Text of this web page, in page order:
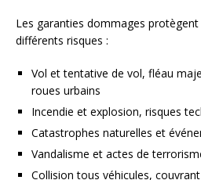
Les garanties dommages
différents risques :
Vol et tentative de vol, fléau
roues urbains
Incendie et explosion, risques
Catastrophes naturelles et
Vandalisme et actes de
Collision tous véhicules,